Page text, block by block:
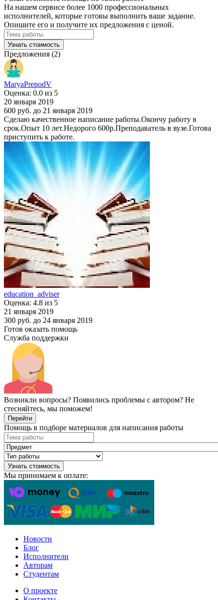
На нашем сервисе более 1000 профессиональных
исполнителей, которые готовы выполнить ваше задание.
Опишите его и получите их предложения с ценой.
Узнать стоимость
Предложения (2)
MaryaPrepodV
Оценка: 0.0 из 5
20 января 2019
600 руб. до 21 января 2019
Сделаю качественное написание работы.Окончу работу в
срок.Опыт 10 лет.Недорого 600р.Преподаватель в вузе.Готова
приступить к работе.
education_adviser
Оценка: 4.8 из 5
21 января 2019
300 руб. до 24 января 2019
Готов оказать помощь
Служба поддержки
Возникли вопросы? Появились проблемы с автором? Не
стесняйтесь, мы поможем!
Перейти
Помощь в подборе материалов для написания работы
Узнать стоимость
Мы принимаем к оплате:
Новости
Блог
Исполнители
Авторам
Студентам
О проекте